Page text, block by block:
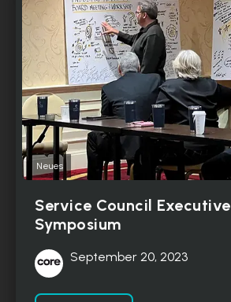
Neues
Service Council Executive
Symposium
September 20, 2023